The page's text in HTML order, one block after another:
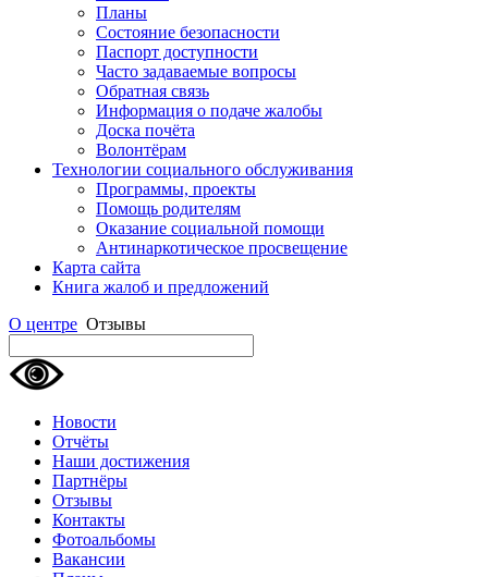
Планы
Состояние безопасности
Паспорт доступности
Часто задаваемые вопросы
Обратная связь
Информация о подаче жалобы
Доска почёта
Волонтёрам
Технологии социального обслуживания
Программы, проекты
Помощь родителям
Оказание социальной помощи
Антинаркотическое просвещение
Карта сайта
Книга жалоб и предложений
О центре Отзывы
Новости
Отчёты
Наши достижения
Партнёры
Отзывы
Контакты
Фотоальбомы
Вакансии